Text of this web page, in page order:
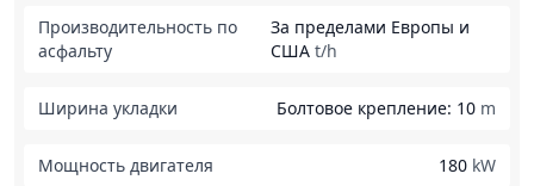
Производительность по
асфальту
За пределами Европы и
США t/h
Ширина укладки Болтовое крепление: 10 m
Мощность двигателя 180 kW